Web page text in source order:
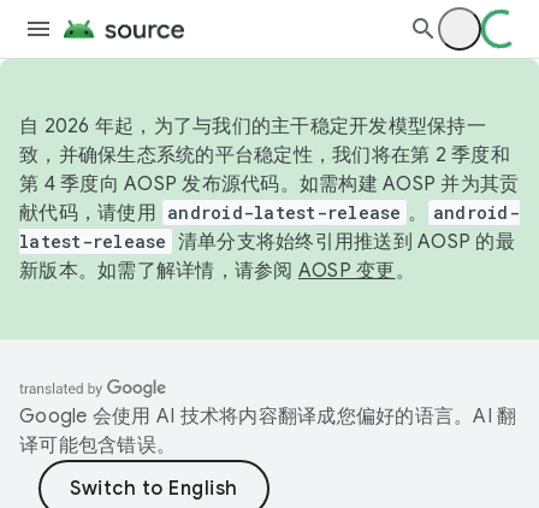
自 2026 年起，为了与我们的主干稳定开发模型保持一
致，并确保生态系统的平台稳定性，我们将在第 2 季度和
第 4 季度向 AOSP 发布源代码。如需构建 AOSP 并为其贡
献代码，请使用 android-latest-release 。
android-
latest-release 清单分支将始终引用推送到 AOSP 的最
新版本。如需了解详情，请参阅 AOSP 变更。
Google 会使用 AI 技术将内容翻译成您偏好的语言。AI 翻
译可能包含错误。